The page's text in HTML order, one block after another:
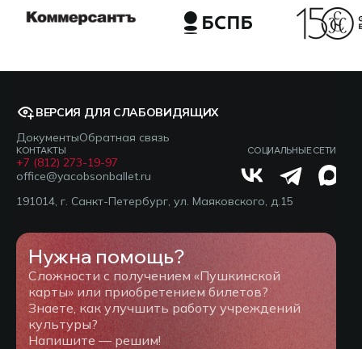
ВЕРСИЯ ДЛЯ СЛАБОВИДЯЩИХ
ДокументыОбратная связь
КОНТАКТЫ
+7 (812) 273-19-97
office@yacobsonballet.ru
СОЦИАЛЬНЫЕ СЕТИ
191014, г. Санкт-Петербург, ул. Маяковского, д.15
Нужна помощь?
Сложности с получением «Пушкинской
карты» или приобретением билетов?
Знаете, как улучшить работу учреждений
культуры?
Напишите — решим!